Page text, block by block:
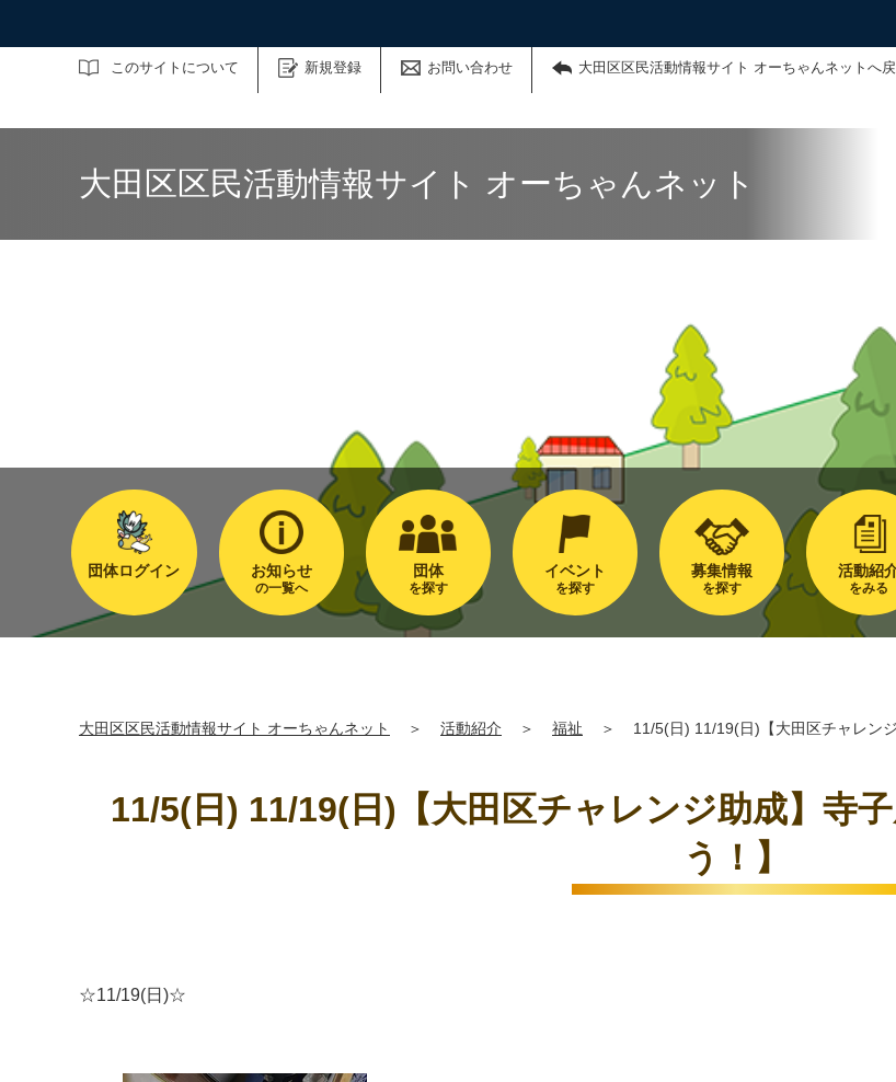
このサイトについて 新規登録 お問い合わせ 大田区区民活動情報サイト オーちゃんネットへ
サイト内検索
大田区区民活動情報サイト オーちゃんネット
団体ログイン お知らせ
の一覧へ
団体
を探す
イベント
を探す
募集情報
を探す
活動紹
をみる
大田区区民活動情報サイト オーちゃんネット ＞ 活動紹介 ＞ 福祉 ＞ 11/5(日) 11/19(日)【大田区チャレン
11/5(日) 11/19(日)【大田区チャレンジ助成】寺
う！】
☆11/19(日)☆